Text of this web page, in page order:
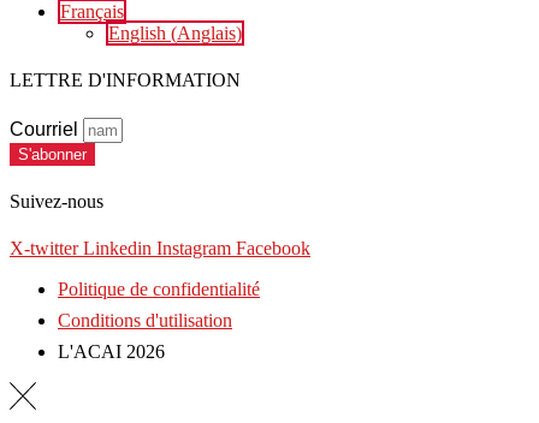
Français
English (Anglais)
LETTRE D'INFORMATION
Courriel
S'abonner
Suivez-nous
X-twitter Linkedin Instagram Facebook
Politique de confidentialité
Conditions d'utilisation
L'ACAI 2026